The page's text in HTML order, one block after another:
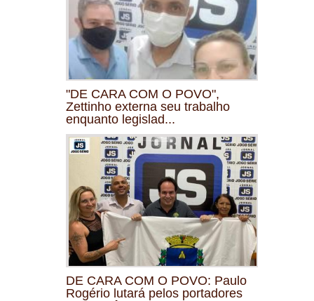
"DE CARA COM O POVO",
Zettinho externa seu trabalho
enquanto legislad...
DE CARA COM O POVO: Paulo
Rogério lutará pelos portadores